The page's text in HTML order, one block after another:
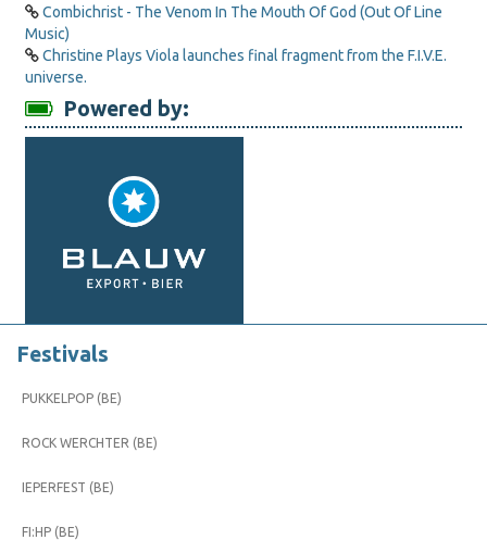
Combichrist - The Venom In The Mouth Of God (Out Of Line
Music)
Christine Plays Viola launches final fragment from the F.I.V.E.
universe.
Powered by:
Festivals
PUKKELPOP (BE)
ROCK WERCHTER (BE)
IEPERFEST (BE)
FI:HP (BE)